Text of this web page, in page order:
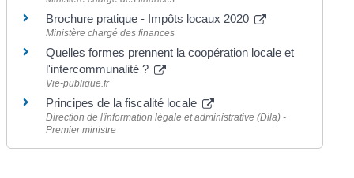
Brochure pratique - Impôts locaux 2020
Ministère chargé des finances
Quelles formes prennent la coopération locale et
l'intercommunalité ?
Vie-publique.fr
Principes de la fiscalité locale
Direction de l'information légale et administrative (Dila) -
Premier ministre